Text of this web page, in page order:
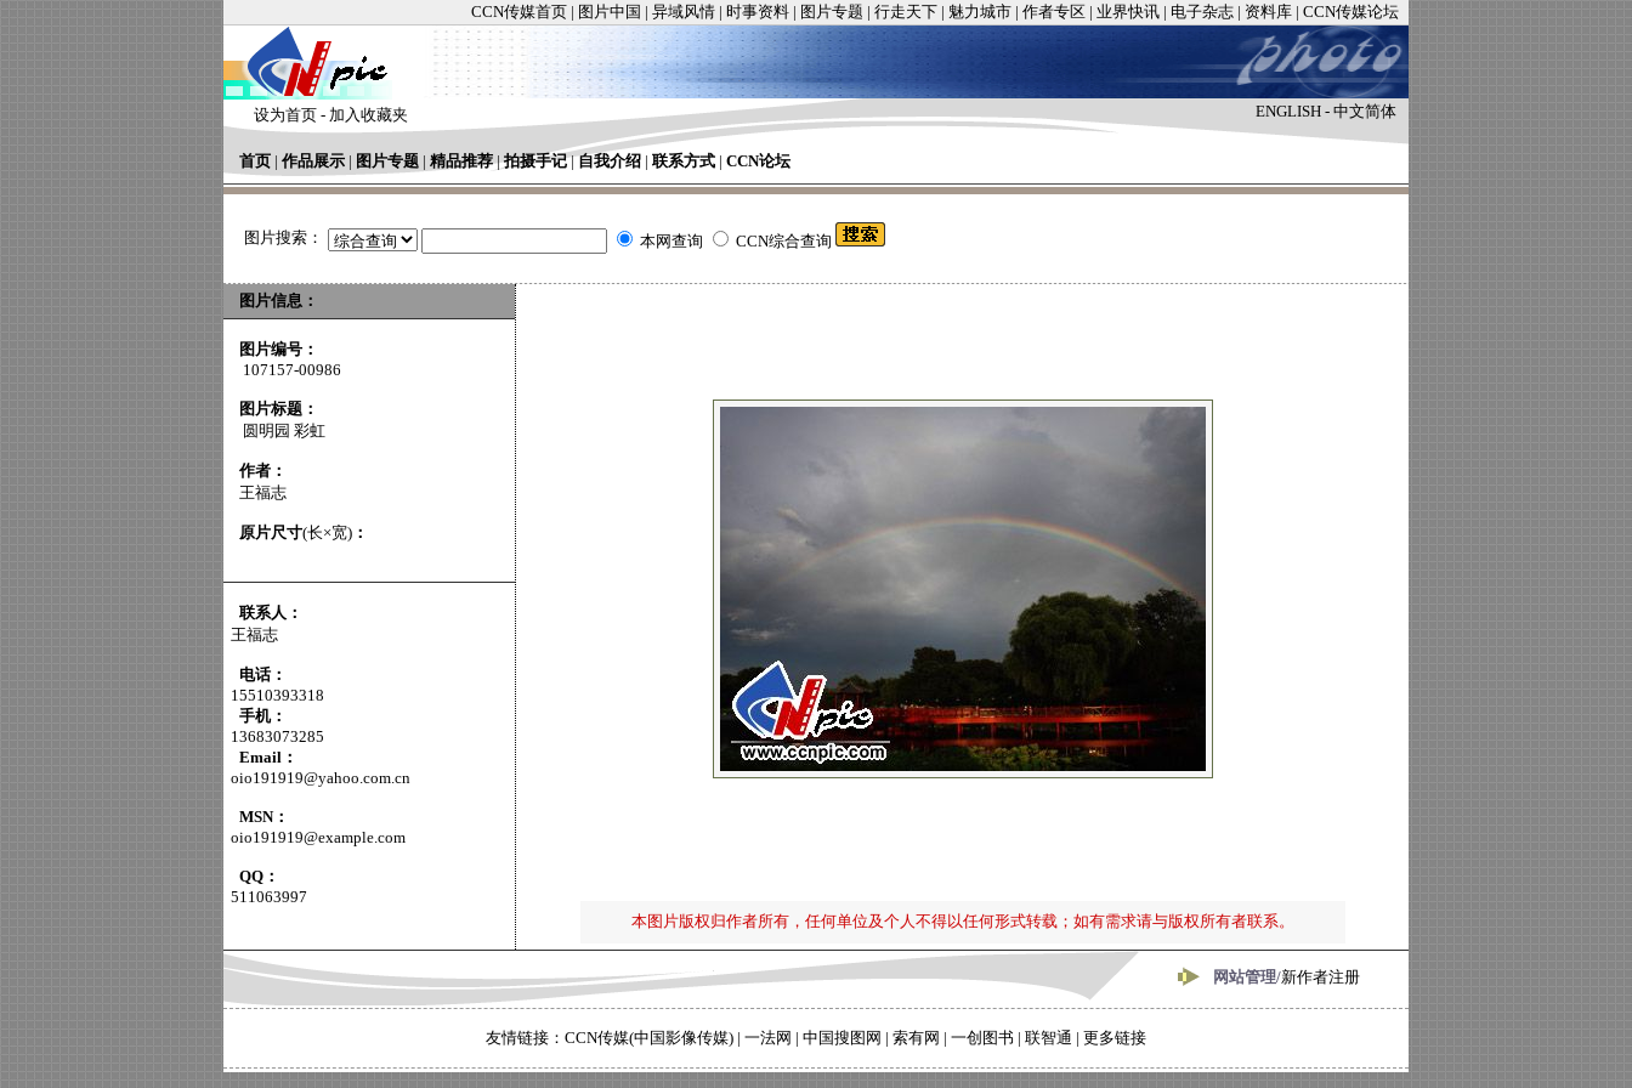
CCN传媒首页 | 图片中国 | 异域风情 | 时事资料 | 图片专题 | 行走天下 | 魅力城市 | 作者专区 | 业界快讯 | 电子杂志 | 资料库 | CCN传媒论坛
设为首页 - 加入收藏夹 ENGLISH - 中文简体
首页 | 作品展示 | 图片专题 | 精品推荐|拍摄手记|自我介绍 | 联系方式 | CCN论坛
图片搜索： 本网查询 CCN综合查询
图片信息：
图片编号：
107157-00986
图片标题：
圆明园 彩虹
作者：
王福志
原片尺寸(长×宽) ：
联系人：
王福志
电话：
15510393318
手机：
13683073285
Email：
oio191919@yahoo.com.cn
MSN：
oio191919@example.com
QQ：
511063997
本图片版权归作者所有，任何单位及个人不得以任何形式转载；如有需求请与版权所有者联系。
网站管理/新作者注册
友情链接： CCN传媒(中国影像传媒) | 一法网 | 中国搜图网 | 索有网 | 一创图书 | 联智通 | 更多链接